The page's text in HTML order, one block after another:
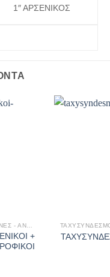
1″ ΑΡΣΕΝΙΚΟΣ
ΤΑΧΥΣΎΝΔΕΣΜΟΙ - ΒΆΝΕΣ - ΑΝΤΕΠΙΣΤΡΟΦΈΣ
+